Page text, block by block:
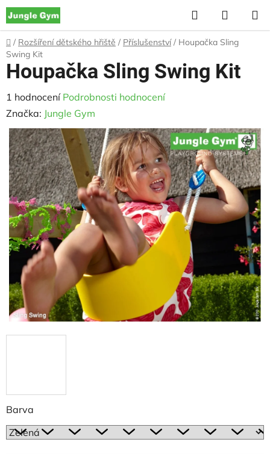
Přejít
na
obsah
Hledat
KOŠÍK
Domů
/ Rozšíření dětského hřiště / Příslušenství / Houpačka Sling
Swing Kit
Barva
Houpačka Sling Swing Kit
Průměrné
hodnocení
produktu
je
5,0
z
5
hvězdiček.
1 hodnocení Podrobnosti hodnocení
Značka: Jungle Gym